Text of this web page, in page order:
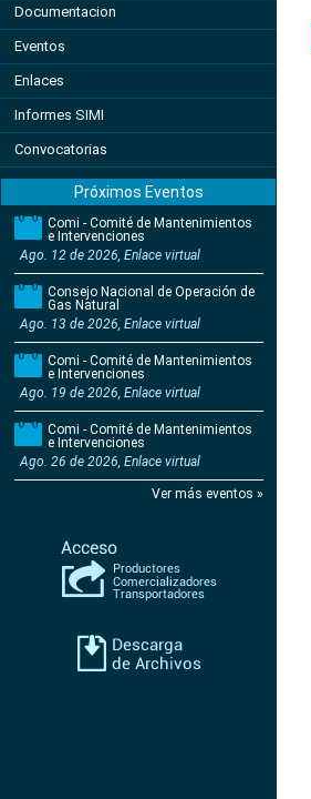
Documentacion
Eventos
Enlaces
Informes SIMI
Convocatorias
Próximos Eventos
Comi - Comité de Mantenimientos
e Intervenciones
Ago. 12 de 2026, Enlace virtual
Consejo Nacional de Operación de
Gas Natural
Ago. 13 de 2026, Enlace virtual
Comi - Comité de Mantenimientos
e Intervenciones
Ago. 19 de 2026, Enlace virtual
Comi - Comité de Mantenimientos
e Intervenciones
Ago. 26 de 2026, Enlace virtual
Ver más eventos »